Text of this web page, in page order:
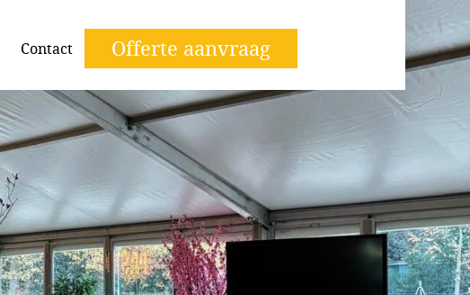
Offerte aanvraag
Contact